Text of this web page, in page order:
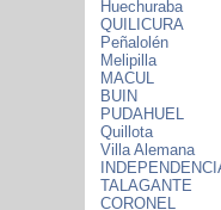
Huechuraba
QUILICURA
Peñalolén
Melipilla
MACUL
BUIN
PUDAHUEL
Quillota
Villa Alemana
TALAGANTE
CORONEL